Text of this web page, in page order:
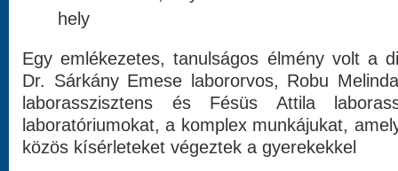
hely
Egy emlékezetes, tanulságos élmény volt a
Dr. Sárkány Emese labororvos, Robu
laborasszisztens és Fésüs Attila
laboratóriumokat, a komplex munkájukat,
közös kísérleteket végeztek a gyerekekkel